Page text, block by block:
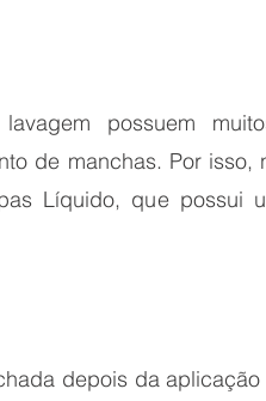
possuem
de manchas. Por isso,
Líquido, que possui
depois da